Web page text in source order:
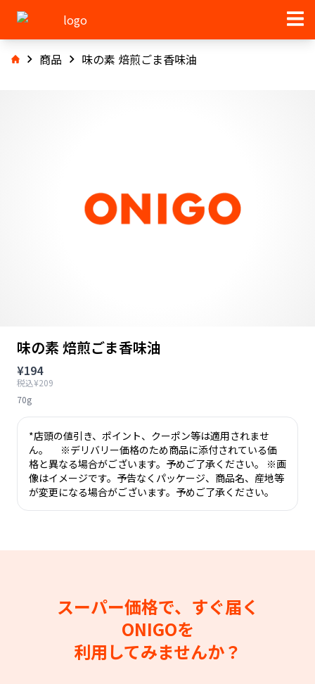
商品 味の素 焙煎ごま香味油
味の素 焙煎ごま香味油
¥194
税込¥209
70g
*店頭の値引き、ポイント、クーポン等は適用されませ
ん。 ※デリバリー価格のため商品に添付されている価
格と異なる場合がございます。予めご了承ください。 ※画
像はイメージです。予告なくパッケージ、商品名、産地等
が変更になる場合がございます。予めご了承ください。
スーパー価格で、すぐ届く
ONIGOを
利用してみませんか？